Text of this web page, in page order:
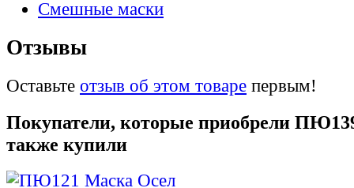
Смешные маски
Отзывы
Оставьте отзыв об этом товаре первым!
Покупатели, которые приобрели
также купили